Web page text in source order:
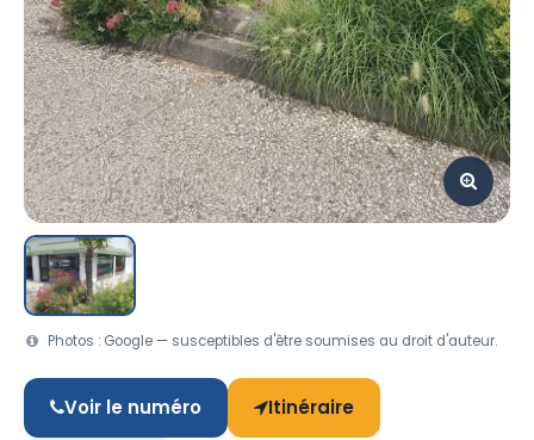
Photos : Google — susceptibles d'être soumises au droit d'auteur.
Voir le numéro Itinéraire